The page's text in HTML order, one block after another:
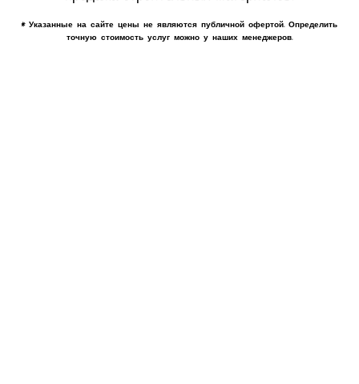
* Указанные на сайте цены не являются публичной офертой. Определить
точную стоимость услуг можно у наших менеджеров.